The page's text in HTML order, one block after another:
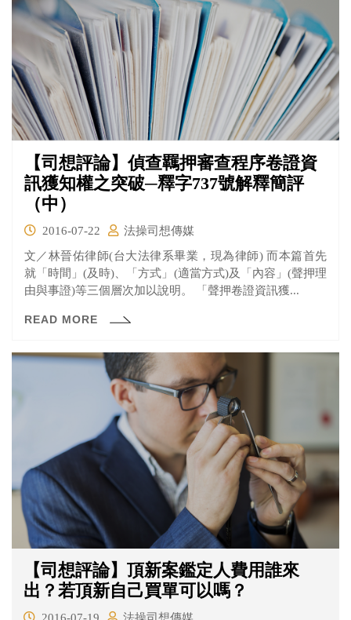
【司想評論】偵查羈押審查程序卷證資
訊獲知權之突破─釋字737號解釋簡評
（中）
2016-07-22
法操司想傳媒
文／林晉佑律師(台大法律系畢業，現為律師) 而本篇首先
就「時間」(及時)、「方式」(適當方式)及「內容」(聲押理
由與事證)等三個層次加以說明。 「聲押卷證資訊獲...
READ MORE
【司想評論】頂新案鑑定人費用誰來
出？若頂新自己買單可以嗎？